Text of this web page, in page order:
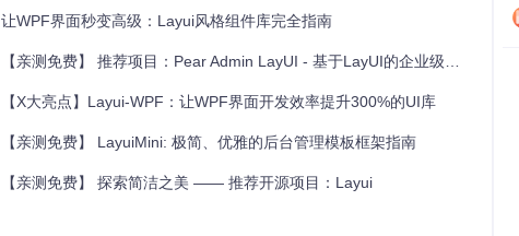
让WPF界面秒变高级：Layui风格组件库完全指南
【亲测免费】 推荐项目：Pear Admin LayUI - 基于LayUI的企业级后台管理系统框架
【X大亮点】Layui-WPF：让WPF界面开发效率提升300%的UI库
【亲测免费】 LayuiMini: 极简、优雅的后台管理模板框架指南
【亲测免费】 探索简洁之美 —— 推荐开源项目：Layui